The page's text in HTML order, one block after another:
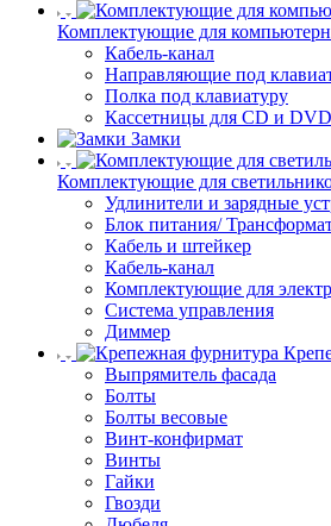
Комплектующие для
Кабель-канал
Направляющие под
Полка под клавиатуру
Кассетницы для CD и DVD
Замки
Комплектующие для
Удлинители и зарядные
Блок питания/
Кабель и штейкер
Кабель-канал
Комплектующие для
Система управления
Диммер
Выпрямитель фасада
Болты
Болты весовые
Винт-конфирмат
Винты
Гайки
Гвозди